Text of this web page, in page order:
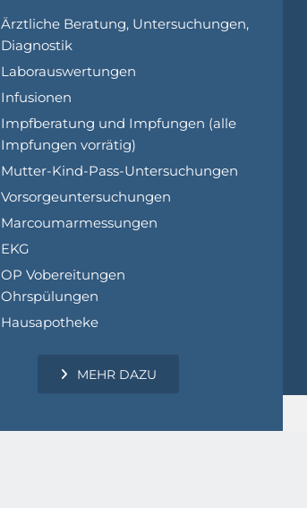
Ärztliche Beratung, Untersuchungen,
Diagnostik
Laborauswertungen
Infusionen
Impfberatung und Impfungen (alle
Impfungen vorrätig)
Mutter-Kind-Pass-Untersuchungen
Vorsorgeuntersuchungen
Marcoumarmessungen
EKG
OP Vobereitungen
Ohrspülungen
Hausapotheke
MEHR DAZU